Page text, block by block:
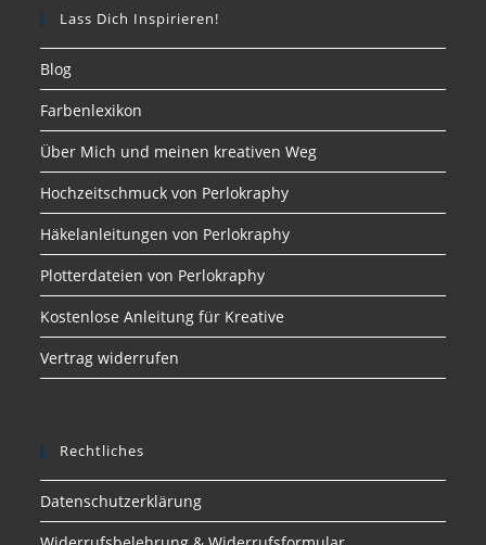
Lass Dich Inspirieren!
Blog
Farbenlexikon
Über Mich und meinen kreativen Weg
Hochzeitschmuck von Perlokraphy
Häkelanleitungen von Perlokraphy
Plotterdateien von Perlokraphy
Kostenlose Anleitung für Kreative
Vertrag widerrufen
Rechtliches
Datenschutzerklärung